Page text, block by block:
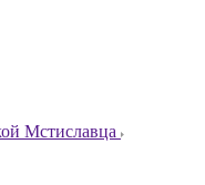
Мстиславца